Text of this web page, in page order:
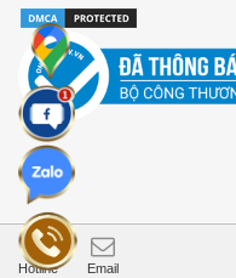
Hotline Email